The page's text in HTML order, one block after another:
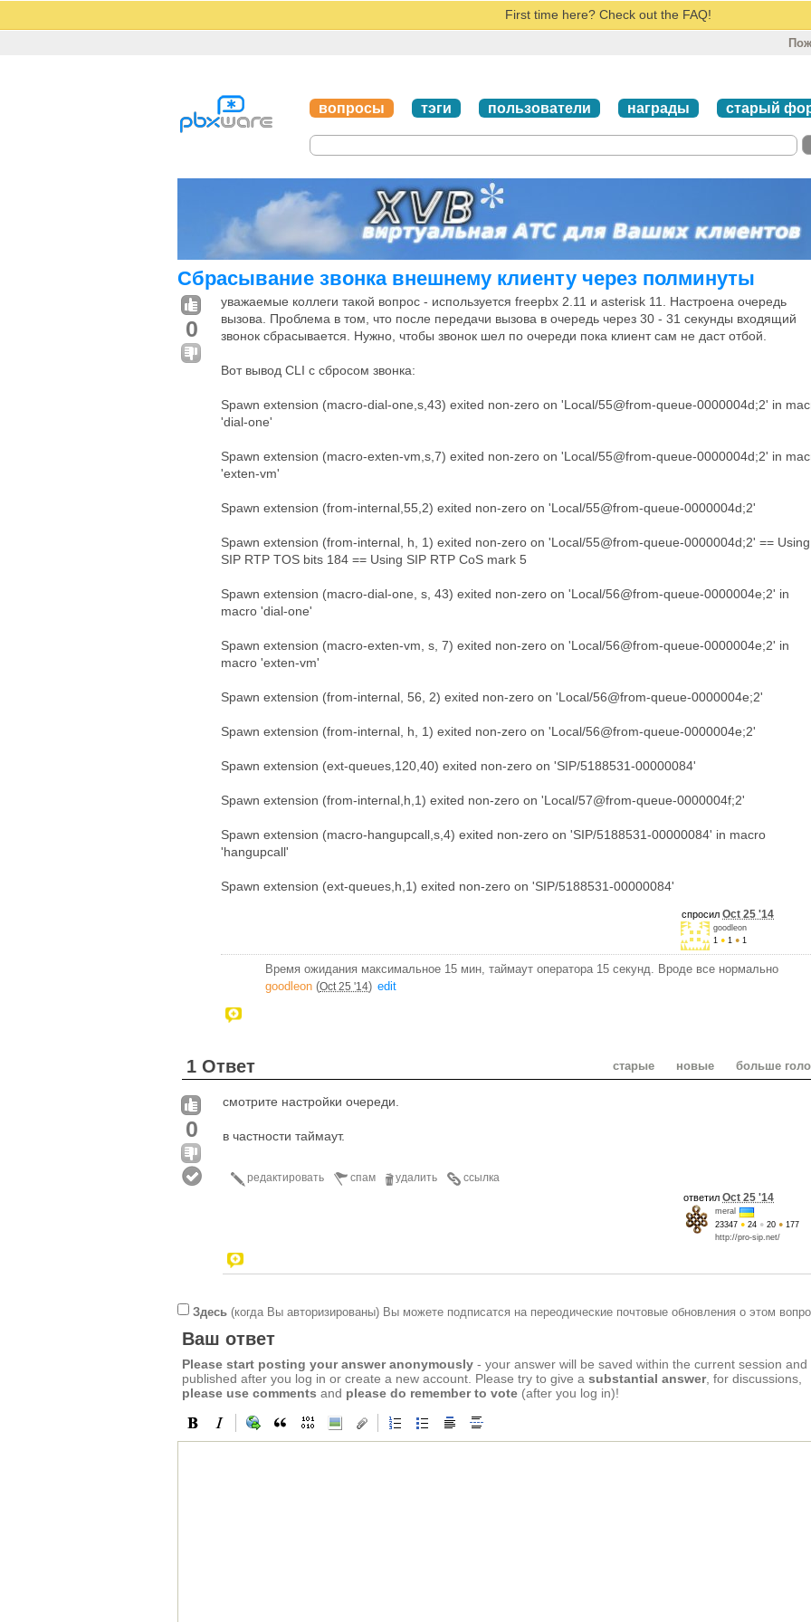
First time here? Check out the FAQ!
вопросы тэги пользователи награды старый
Сбрасывание звонка внешнему клиенту через полминуты
0
уважаемые коллеги такой вопрос - используется freepbx 2.11 и asterisk 11. Настроена очередь
вызова. Проблема в том, что после передачи вызова в очередь через 30 - 31 секунды входящий
звонок сбрасывается. Нужно, чтобы звонок шел по очереди пока клиент сам не даст отбой.
Вот вывод CLI с сбросом звонка:
Spawn extension (macro-dial-one,s,43) exited non-zero on 'Local/55@from-queue-0000004d;2' in
'dial-one'
Spawn extension (macro-exten-vm,s,7) exited non-zero on 'Local/55@from-queue-0000004d;2' in
'exten-vm'
Spawn extension (from-internal,55,2) exited non-zero on 'Local/55@from-queue-0000004d;2'
Spawn extension (from-internal, h, 1) exited non-zero on 'Local/55@from-queue-0000004d;2' == Using
SIP RTP TOS bits 184 == Using SIP RTP CoS mark 5
Spawn extension (macro-dial-one, s, 43) exited non-zero on 'Local/56@from-queue-0000004e;2' in
macro 'dial-one'
Spawn extension (macro-exten-vm, s, 7) exited non-zero on 'Local/56@from-queue-0000004e;2' in
macro 'exten-vm'
Spawn extension (from-internal, 56, 2) exited non-zero on 'Local/56@from-queue-0000004e;2'
Spawn extension (from-internal, h, 1) exited non-zero on 'Local/56@from-queue-0000004e;2'
Spawn extension (ext-queues,120,40) exited non-zero on 'SIP/5188531-00000084'
Spawn extension (from-internal,h,1) exited non-zero on 'Local/57@from-queue-0000004f;2'
Spawn extension (macro-hangupcall,s,4) exited non-zero on 'SIP/5188531-00000084' in macro
'hangupcall'
Spawn extension (ext-queues,h,1) exited non-zero on 'SIP/5188531-00000084'
спросил Oct 25 '14
goodleon
1 ● 1 ● 1
Время ожидания максимальное 15 мин, таймаут оператора 15 секунд. Вроде все нормально
goodleon (Oct 25 '14) edit
1 Ответ старые новые больше
0
смотрите настройки очереди.
в частности таймаут.
ссылка
удалить
спам
редактировать
ответил Oct 25 '14
meral
23347 ● 24 ● 20 ● 177
http://pro-sip.net/
Здесь (когда Вы авторизированы) Вы можете подписатся на переодические почтовые обновления о этом
Ваш ответ
Please start posting your answer anonymously - your answer will be saved within the current session and
published after you log in or create a new account. Please try to give a substantial answer, for discussions,
please use comments and please do remember to vote (after you log in)!